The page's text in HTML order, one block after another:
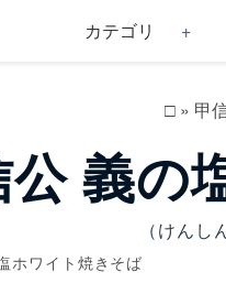
カテゴリ
□» 甲
公 義の
（けんし
ホワイト焼きそば